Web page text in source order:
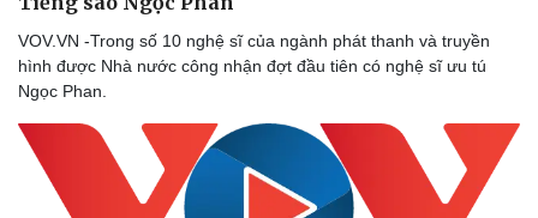
VOV.VN -Trong số 10 nghệ sĩ của ngành phát thanh và truyền
hình được Nhà nước công nhận đợt đầu tiên có nghệ sĩ ưu tú
Ngọc Phan.